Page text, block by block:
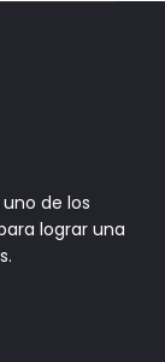
de los
lograr una